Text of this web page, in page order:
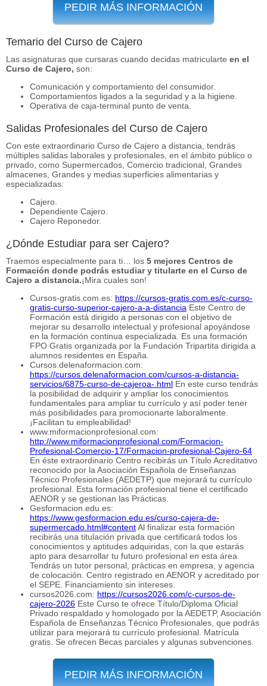
PEDIR MÁS INFORMACIÓN
Temario del Curso de Cajero
Las asignaturas que cursaras cuando decidas matricularte en el
Curso de Cajero, son:
Comunicación y comportamiento del consumidor.
Comportamientos ligados a la seguridad y a la higiene.
Operativa de caja-terminal punto de venta.
Salidas Profesionales del Curso de Cajero
Con este extraordinario Curso de Cajero a distancia, tendrás
múltiples salidas laborales y profesionales, en el ámbito público o
privado, como Supermercados, Comercio tradicional, Grandes
almacenes, Grandes y medias superficies alimentarias y
especializadas:
Cajero.
Dependiente Cajero.
Cajero Reponedor.
¿Dónde Estudiar para ser Cajero?
Traemos especialmente para ti… los 5 mejores Centros de
Formación donde podrás estudiar y titularte en el Curso de
Cajero a distancia.¡Mira cuales son!
Cursos-gratis.com.es: https://cursos-gratis.com.es/c-curso-
gratis-curso-superior-cajero-a-a-distancia Este Centro de
Formación está dirigido a personas con el objetivo de
mejorar su desarrollo intelectual y profesional apoyándose
en la formación continua especializada. Es una formación
FPO Gratis organizada por la Fundación Tripartita dirigida a
alumnos residentes en España.
Cursos.delenaformacion.com:
https://cursos.delenaformacion.com/cursos-a-distancia-
servicios/6875-curso-de-cajeroa-.html En este curso tendrás
la posibilidad de adquirir y ampliar los conocimientos
fundamentales para ampliar tu currículo y así poder tener
más posibilidades para promocionarte laboralmente.
¡Facilitan tu empleabilidad!
www.miformacionprofesional.com:
http://www.miformacionprofesional.com/Formacion-
Profesional-Comercio-17/Formacion-profesional-Cajero-64
En éste extraordinario Centro recibirás un Título Acreditativo
reconocido por la Asociación Española de Enseñanzas
Técnico Profesionales (AEDETP) que mejorará tu currículo
profesional. Esta formación profesional tiene el certificado
AENOR y se gestionan las Prácticas.
Gesformacion.edu.es:
https://www.gesformacion.edu.es/curso-cajera-de-
supermercado.html#contentAl finalizar esta formación
recibirás una titulación privada que certificará todos los
conocimientos y aptitudes adquiridas, con la que estarás
apto para desarrollar tu futuro profesional en esta área.
Tendrás un tutor personal, prácticas en empresa, y agencia
de colocación. Centro registrado en AENOR y acreditado por
el SEPE. Financiamiento sin intereses.
cursos2026.com: https://cursos2026.com/c-cursos-de-
cajero-2026 Este Curso te ofrece Título/Diploma Oficial
Privado respaldado y homologado por la AEDETP, Asociación
Española de Enseñanzas Técnico Profesionales, que podrás
utilizar para mejorará tu currículo profesional. Matrícula
gratis. Se ofrecen Becas parciales y algunas subvenciones.
PEDIR MÁS INFORMACIÓN